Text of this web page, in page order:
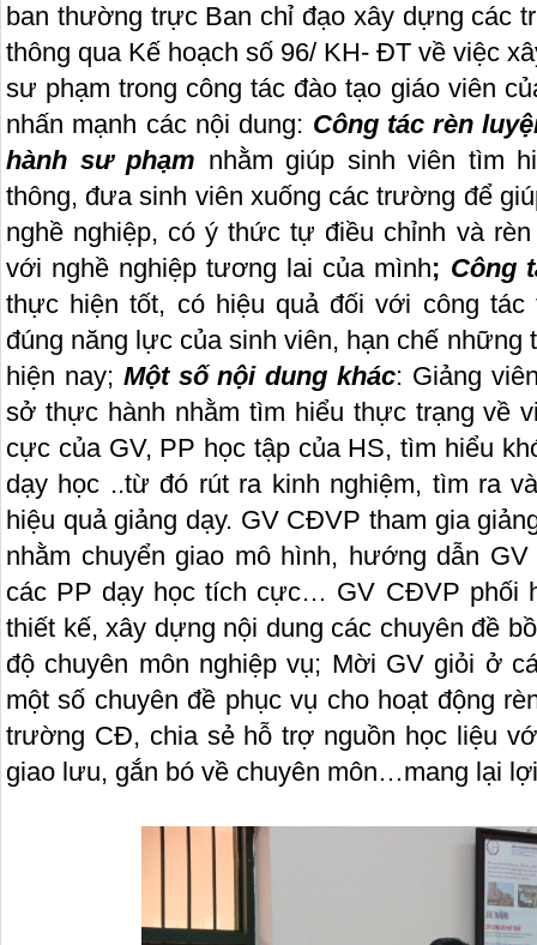
ban thường trực Ban chỉ đạo xây dựng các
thông qua Kế hoạch số 96/ KH- ĐT về việc
sư phạm trong công tác đào tạo giáo viên
nhấn mạnh các nội dung: Công tác rèn
hành sư phạm nhằm giúp sinh viên tìm
thông, đưa sinh viên xuống các trường để
nghề nghiệp, có ý thức tự điều chỉnh và
với nghề nghiệp tương lai của mình; Công
thực hiện tốt, có hiệu quả đối với công
đúng năng lực của sinh viên, hạn chế những
hiện nay; Một số nội dung khác: Giảng
sở thực hành nhằm tìm hiểu thực trạng về
cực của GV, PP học tập của HS, tìm hiểu
dạy học ..từ đó rút ra kinh nghiệm, tìm ra
hiệu quả giảng dạy. GV CĐVP tham gia
nhằm chuyển giao mô hình, hướng dẫn
các PP dạy học tích cực… GV CĐVP phối
thiết kế, xây dựng nội dung các chuyên đề
độ chuyên môn nghiệp vụ; Mời GV giỏi ở
một số chuyên đề phục vụ cho hoạt động
trường CĐ, chia sẻ hỗ trợ nguồn học liệu
giao lưu, gắn bó về chuyên môn…mang lại